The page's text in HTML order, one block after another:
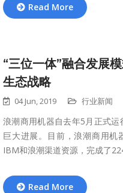
Read More
“三位一体”融合发展
生态战略
04 Jun, 2019 行业新闻
浪潮商用机器自去年5月正式
巨大进展。目前，浪潮商用机
IBM和浪潮渠道资源，完成了
Read More